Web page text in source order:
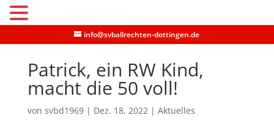
info@svballrechten-dottingen.de
Patrick, ein RW Kind,
macht die 50 voll!
von svbd1969| Dez. 18, 2022| Aktuelles